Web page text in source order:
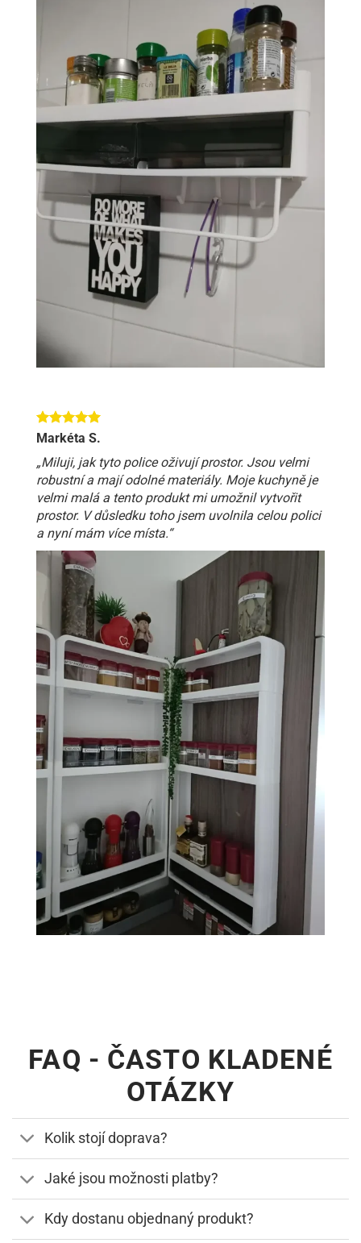
Markéta S.
„Miluji, jak tyto police oživují prostor. Jsou velmi
robustní a mají odolné materiály. Moje kuchyně je
velmi malá a tento produkt mi umožnil vytvořit
prostor. V důsledku toho jsem uvolnila celou polici
a nyní mám více místa.“
FAQ - ČASTO KLADENÉ
OTÁZKY
Kolik stojí doprava?
Jaké jsou možnosti platby?
Kdy dostanu objednaný produkt?